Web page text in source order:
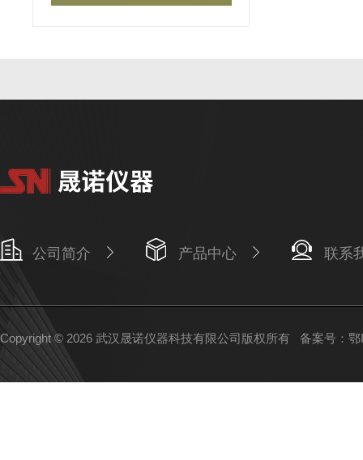
公司简介 产品中心 联系
Copyright © 2026 武汉晟诺仪器科技有限公司版权所有 备案号：